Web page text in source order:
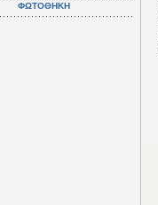
ΦΩΤΟΘΗΚΗ